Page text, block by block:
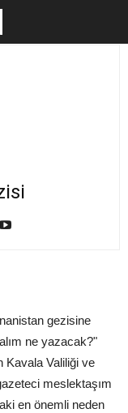
gezisine
ne yazacak?"
Kavala Valiliği ve
meslektaşım
en önemli neden